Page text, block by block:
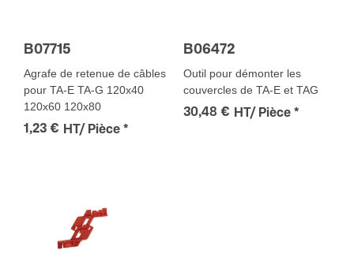
B07715
Agrafe de retenue de câbles
pour TA-E TA-G 120x40
120x60 120x80
1,23 € HT/ Pièce *
B06472
Outil pour démonter les
couvercles de TA-E et TAG
30,48 € HT/ Pièce *